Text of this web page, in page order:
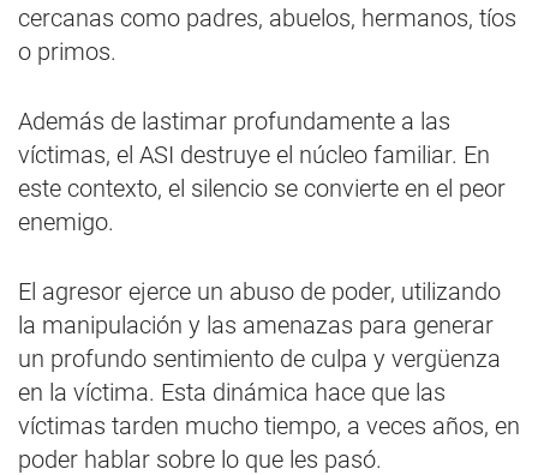
cercanas como padres, abuelos, hermanos, tíos
o primos.
Además de lastimar profundamente a las
víctimas, el ASI destruye el núcleo familiar. En
este contexto, el silencio se convierte en el peor
enemigo.
El agresor ejerce un abuso de poder, utilizando
la manipulación y las amenazas para generar
un profundo sentimiento de culpa y vergüenza
en la víctima. Esta dinámica hace que las
víctimas tarden mucho tiempo, a veces años, en
poder hablar sobre lo que les pasó.